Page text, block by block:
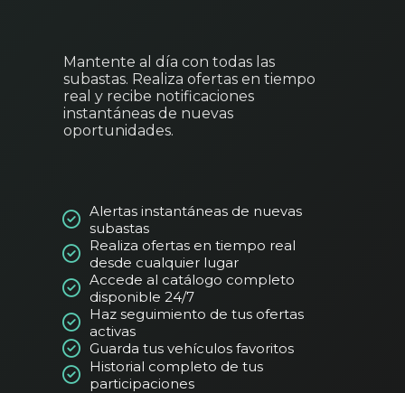
Mantente al día con todas las
subastas. Realiza ofertas en tiempo
real y recibe notificaciones
instantáneas de nuevas
oportunidades.
Alertas instantáneas de nuevas
subastas
Realiza ofertas en tiempo real
desde cualquier lugar
Accede al catálogo completo
disponible 24/7
Haz seguimiento de tus ofertas
activas
Guarda tus vehículos favoritos
Historial completo de tus
participaciones